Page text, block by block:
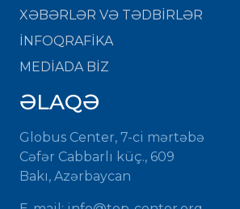
XƏBƏRLƏR VƏ TƏDBİRLƏR
İNFOQRAFİKA
MEDİADA BİZ
ƏLAQƏ
Globus Center, 7-ci mərtəbə
Cəfər Cabbarlı küç., 609
Bakı, Azərbaycan